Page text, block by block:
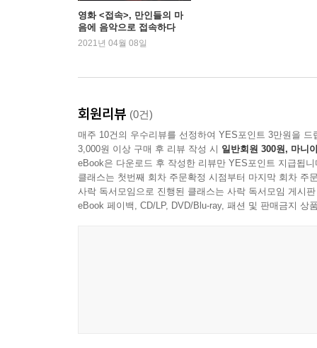
영화 <접속>, 만인들의 마
음에 음악으로 접속하다
2021년 04월 08일
회원리뷰 (0건)
매주 10건의 우수리뷰를 선정하여 YES포인트 3만원을 드
3,000원 이상 구매 후 리뷰 작성 시 일반회원 300원, 마니
eBook은 다운로드 후 작성한 리뷰만 YES포인트 지급됩니
클래스는 첫번째 회차 주문확정 시점부터 마지막 회차 주
사락 독서모임으로 진행된 클래스는 사락 독서모임 게시
eBook 페이백, CD/LP, DVD/Blu-ray, 패션 및 판매금지 상